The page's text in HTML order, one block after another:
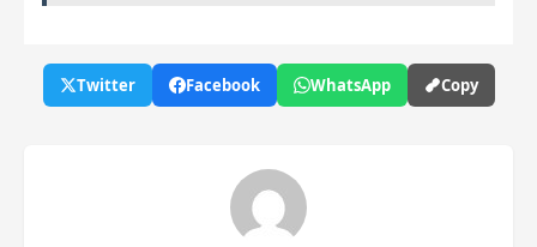
Twitter Facebook WhatsApp Copy